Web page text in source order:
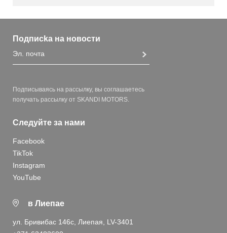
Подписka на новости
Подписываясь на рассылку, вы соглашаетесь
получать рассылку от SKANDI MOTORS.
Следуйте за нами
Facebook
TikTok
Instagram
YouTube
в Лиепае
ул. Бривибас 146с, Лиепая, LV-3401